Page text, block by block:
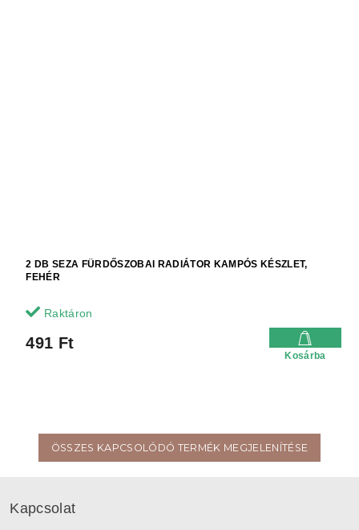
2 DB SEZA FÜRDŐSZOBAI RADIÁTOR KAMPÓS KÉSZLET,
FEHÉR
Raktáron
491 Ft
Kosárba
ÖSSZES KAPCSOLÓDÓ TERMÉK MEGJELENÍTÉSE
Kapcsolat